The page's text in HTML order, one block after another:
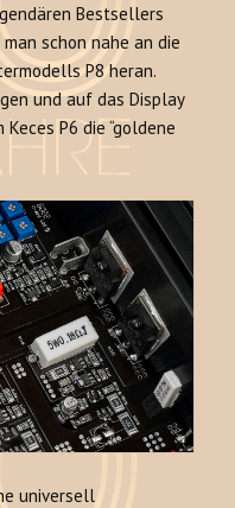
Bestsellers
schon nahe an die
P8 heran.
und auf das Display
P6 die “goldene
universell